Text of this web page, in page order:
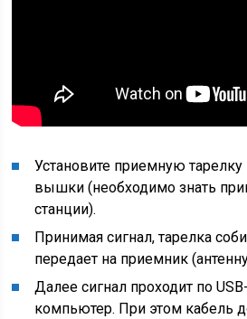
Установите приемную
вышки (необходимо знать
станции).
Принимая сигнал, тарелка
передает на приемник
Далее сигнал проходит по
компьютер. При этом кабель